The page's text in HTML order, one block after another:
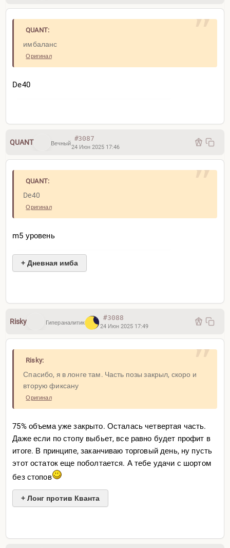
QUANT:
имбаланс
Оригинал
De40
QUANT Вечный
#3087
24 Июн 2025 17:46
QUANT:
De40
Оригинал
m5 уровень
+ Дневная имба
Risky Гипераналитик
#3088
24 Июн 2025 17:49
Risky:
Спасибо, я в лонге там. Часть позы закрыл, скоро и
вторую фиксану
Оригинал
75% объема уже закрыто. Осталась четвертая часть.
Даже если по стопу выбьет, все равно будет профит в
итоге. В принципе, заканчиваю торговый день, ну пусть
этот остаток еще поболтается. А тебе удачи с шортом
без стопов
+ Лонг против Кванта